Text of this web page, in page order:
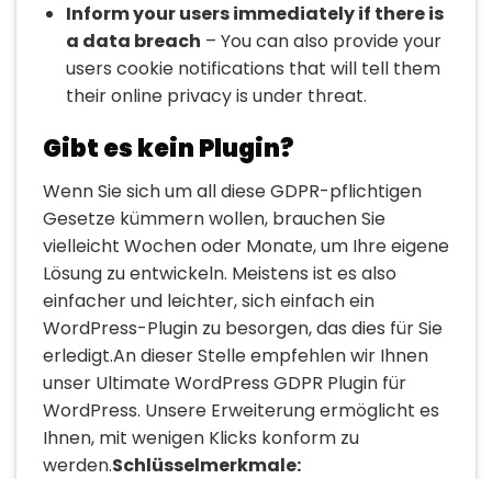
Inform your users immediately if there is
a data breach – You can also provide your
users cookie notifications that will tell them
their online privacy is under threat.
Gibt es kein Plugin?
Wenn Sie sich um all diese GDPR-pflichtigen
Gesetze kümmern wollen, brauchen Sie
vielleicht Wochen oder Monate, um Ihre eigene
Lösung zu entwickeln. Meistens ist es also
einfacher und leichter, sich einfach ein
WordPress-Plugin zu besorgen, das dies für Sie
erledigt.An dieser Stelle empfehlen wir Ihnen
unser Ultimate WordPress GDPR Plugin für
WordPress. Unsere Erweiterung ermöglicht es
Ihnen, mit wenigen Klicks konform zu
werden.Schlüsselmerkmale: